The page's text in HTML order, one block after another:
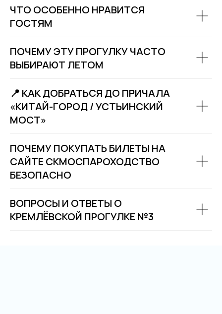
ЧТО ОСОБЕННО НРАВИТСЯ
ГОСТЯМ
ПОЧЕМУ ЭТУ ПРОГУЛКУ ЧАСТО
ВЫБИРАЮТ ЛЕТОМ
📍 КАК ДОБРАТЬСЯ ДО ПРИЧАЛА
«КИТАЙ-ГОРОД / УСТЬИНСКИЙ
МОСТ»
ПОЧЕМУ ПОКУПАТЬ БИЛЕТЫ НА
САЙТЕ СКМОСПАРОХОДСТВО
БЕЗОПАСНО
ВОПРОСЫ И ОТВЕТЫ О
КРЕМЛЁВСКОЙ ПРОГУЛКЕ №3